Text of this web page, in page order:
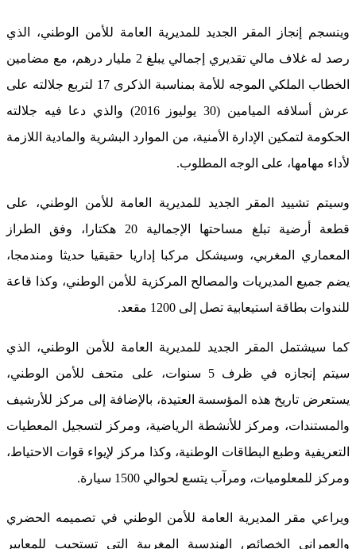
وينسجم إنجاز المقر الجديد للمديرية العامة للأمن الوطني، الذي
رصد له غلاف مالي تقديري إجمالي يبلغ 2 مليار درهم، مع مضامين
الخطاب الملكي الموجه للأمة بمناسبة الذكرى 17 لتربع جلالته على
عرش أسلافه الميامين (30 يوليوز 2016) والذي دعا فيه جلالته
الحكومة لتمكين الإدارة الأمنية، من الموارد البشرية والمادية اللازمة
لأداء مهامها، على الوجه المطلوب.
وسيتم تشييد المقر الجديد للمديرية العامة للأمن الوطني، على
قطعة أرضية تبلغ مساحتها الإجمالية 20 هكتارا، وفق الطراز
المعماري المغربي، وسيشكل مركبا إداريا حقيقيا حديثا ومندمجا،
يضم جميع المديريات والمصالح المركزية للأمن الوطني، وكذا قاعة
للندوات بطاقة استيعابية تصل إلى 1200 مقعد.
كما سيشتمل المقر الجديد للمديرية العامة للأمن الوطني، الذي
سيتم إنجازه في ظرف 5 سنوات، على متحف للأمن الوطني،
يستعرض تاريخ هذه المؤسسة العتيدة، بالإضافة إلى مركز للأرشيف
والمستندات، ومركز للأنشطة الرياضية، ومركز لتسجيل المعطيات
التعريفية وطبع البطاقات الوطنية، وكذا مركز لإيواء قوات الاحتياط،
ومركز للمعلوميات، ومرآب يتسع لحوالي 1500 سيارة.
ويراعي مقر المديرية العامة للأمن الوطني في تصميمه الحضري
والعمراني الخصائص الهندسية المغربية التي تستجيب للمعايير